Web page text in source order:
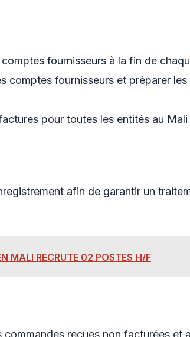
fournisseurs à la fin de
comptes fournisseurs et préparer
pour toutes les entités au Mali
afin de garantir un
MALI RECRUTE 02 POSTES H/F
reçues non facturées et